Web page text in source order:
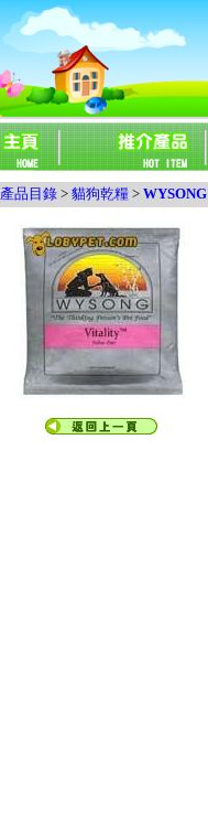
產品目錄 > 貓狗乾糧 > WYSONG